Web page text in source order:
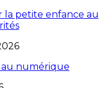
la petite enfance au
au numérique